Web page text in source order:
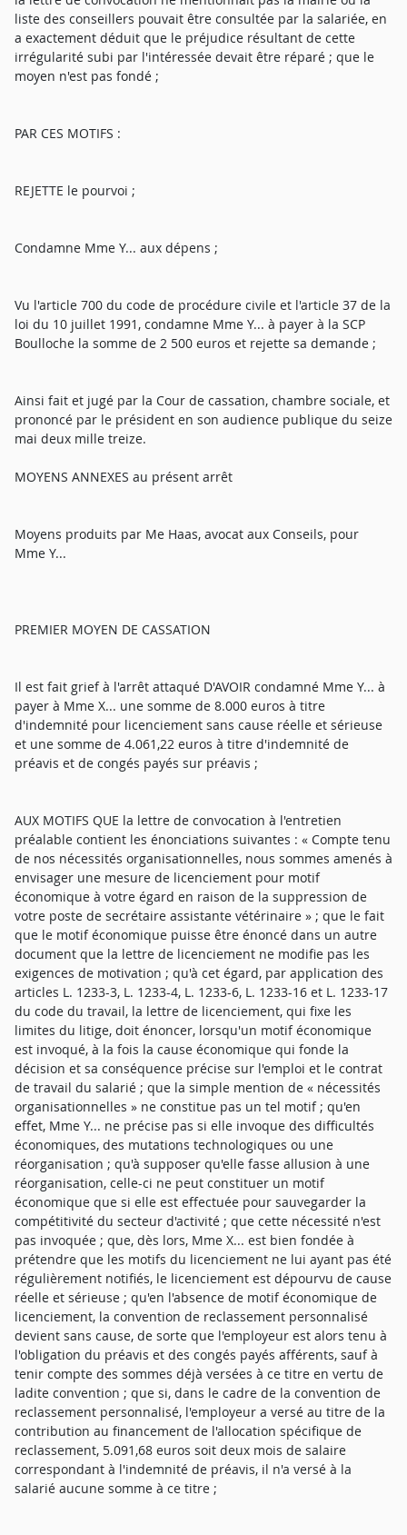
liste des conseillers pouvait être consultée par la salariée, en
a exactement déduit que le préjudice résultant de cette
irrégularité subi par l'intéressée devait être réparé ; que le
moyen n'est pas fondé ;
PAR CES MOTIFS :
REJETTE le pourvoi ;
Condamne Mme Y... aux dépens ;
Vu l'article 700 du code de procédure civile et l'article 37 de la
loi du 10 juillet 1991, condamne Mme Y... à payer à la SCP
Boulloche la somme de 2 500 euros et rejette sa demande ;
Ainsi fait et jugé par la Cour de cassation, chambre sociale, et
prononcé par le président en son audience publique du seize
mai deux mille treize.
MOYENS ANNEXES au présent arrêt
Moyens produits par Me Haas, avocat aux Conseils, pour
Mme Y...
PREMIER MOYEN DE CASSATION
Il est fait grief à l'arrêt attaqué D'AVOIR condamné Mme Y... à
payer à Mme X... une somme de 8.000 euros à titre
d'indemnité pour licenciement sans cause réelle et sérieuse
et une somme de 4.061,22 euros à titre d'indemnité de
préavis et de congés payés sur préavis ;
AUX MOTIFS QUE la lettre de convocation à l'entretien
préalable contient les énonciations suivantes : « Compte tenu
de nos nécessités organisationnelles, nous sommes amenés à
envisager une mesure de licenciement pour motif
économique à votre égard en raison de la suppression de
votre poste de secrétaire assistante vétérinaire » ; que le fait
que le motif économique puisse être énoncé dans un autre
document que la lettre de licenciement ne modifie pas les
exigences de motivation ; qu'à cet égard, par application des
articles L. 1233-3, L. 1233-4, L. 1233-6, L. 1233-16 et L. 1233-17
du code du travail, la lettre de licenciement, qui fixe les
limites du litige, doit énoncer, lorsqu'un motif économique
est invoqué, à la fois la cause économique qui fonde la
décision et sa conséquence précise sur l'emploi et le contrat
de travail du salarié ; que la simple mention de « nécessités
organisationnelles » ne constitue pas un tel motif ; qu'en
effet, Mme Y... ne précise pas si elle invoque des difficultés
économiques, des mutations technologiques ou une
réorganisation ; qu'à supposer qu'elle fasse allusion à une
réorganisation, celle-ci ne peut constituer un motif
économique que si elle est effectuée pour sauvegarder la
compétitivité du secteur d'activité ; que cette nécessité n'est
pas invoquée ; que, dès lors, Mme X... est bien fondée à
prétendre que les motifs du licenciement ne lui ayant pas été
régulièrement notifiés, le licenciement est dépourvu de cause
réelle et sérieuse ; qu'en l'absence de motif économique de
licenciement, la convention de reclassement personnalisé
devient sans cause, de sorte que l'employeur est alors tenu à
l'obligation du préavis et des congés payés afférents, sauf à
tenir compte des sommes déjà versées à ce titre en vertu de
ladite convention ; que si, dans le cadre de la convention de
reclassement personnalisé, l'employeur a versé au titre de la
contribution au financement de l'allocation spécifique de
reclassement, 5.091,68 euros soit deux mois de salaire
correspondant à l'indemnité de préavis, il n'a versé à la
salarié aucune somme à ce titre ;